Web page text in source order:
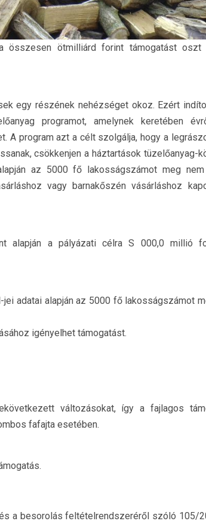
összesen ötmilliárd forint támogatást
egy részének nehézséget okoz. Ezért
programot, amelynek keretében
A program azt a célt szolgálja, hogy a
csökkenjen a háztartások tüzelőanyag-
az 5000 fő lakosságszámot meg nem
vagy barnakőszén vásárláshoz
alapján a pályázati célra S 000,0 millió
adatai alapján az 5000 fő lakosságszámot
igényelhet támogatást.
változásokat, így a fajlagos
fafajta esetében.
a besorolás feltételrendszeréről szóló 105/